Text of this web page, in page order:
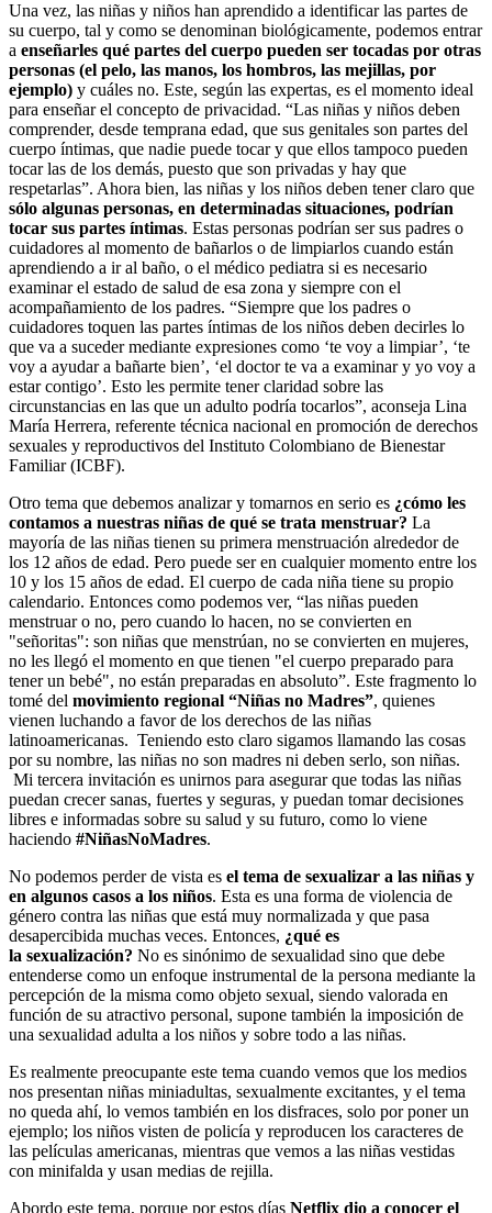
Una vez, las niñas y niños han aprendido a identificar las partes de
su cuerpo, tal y como se denominan biológicamente, podemos entrar
a enseñarles qué partes del cuerpo pueden ser tocadas por otras
personas (el pelo, las manos, los hombros, las mejillas, por
ejemplo) y cuáles no. Este, según las expertas, es el momento ideal
para enseñar el concepto de privacidad. “Las niñas y niños deben
comprender, desde temprana edad, que sus genitales son partes del
cuerpo íntimas, que nadie puede tocar y que ellos tampoco pueden
tocar las de los demás, puesto que son privadas y hay que
respetarlas”. Ahora bien, las niñas y los niños deben tener claro que
sólo algunas personas, en determinadas situaciones, podrían
tocar sus partes íntimas. Estas personas podrían ser sus padres o
cuidadores al momento de bañarlos o de limpiarlos cuando están
aprendiendo a ir al baño, o el médico pediatra si es necesario
examinar el estado de salud de esa zona y siempre con el
acompañamiento de los padres. “Siempre que los padres o
cuidadores toquen las partes íntimas de los niños deben decirles lo
que va a suceder mediante expresiones como ‘te voy a limpiar’, ‘te
voy a ayudar a bañarte bien’, ‘el doctor te va a examinar y yo voy a
estar contigo’. Esto les permite tener claridad sobre las
circunstancias en las que un adulto podría tocarlos”, aconseja Lina
María Herrera, referente técnica nacional en promoción de derechos
sexuales y reproductivos del Instituto Colombiano de Bienestar
Familiar (ICBF).
Otro tema que debemos analizar y tomarnos en serio es ¿cómo les
contamos a nuestras niñas de qué se trata menstruar? La
mayoría de las niñas tienen su primera menstruación alrededor de
los 12 años de edad. Pero puede ser en cualquier momento entre los
10 y los 15 años de edad. El cuerpo de cada niña tiene su propio
calendario. Entonces como podemos ver, “las niñas pueden
menstruar o no, pero cuando lo hacen, no se convierten en
"señoritas": son niñas que menstrúan, no se convierten en mujeres,
no les llegó el momento en que tienen "el cuerpo preparado para
tener un bebé", no están preparadas en absoluto”. Este fragmento lo
tomé del movimiento regional “Niñas no Madres”, quienes
vienen luchando a favor de los derechos de las niñas
latinoamericanas. Teniendo esto claro sigamos llamando las cosas
por su nombre, las niñas no son madres ni deben serlo, son niñas.
Mi tercera invitación es unirnos para asegurar que todas las niñas
puedan crecer sanas, fuertes y seguras, y puedan tomar decisiones
libres e informadas sobre su salud y su futuro, como lo viene
haciendo #NiñasNoMadres.
No podemos perder de vista es el tema de sexualizar a las niñas y
en algunos casos a los niños. Esta es una forma de violencia de
género contra las niñas que está muy normalizada y que pasa
desapercibida muchas veces. Entonces, ¿qué es
la sexualización? No es sinónimo de sexualidad sino que debe
entenderse como un enfoque instrumental de la persona mediante la
percepción de la misma como objeto sexual, siendo valorada en
función de su atractivo personal, supone también la imposición de
una sexualidad adulta a los niños y sobre todo a las niñas.
Es realmente preocupante este tema cuando vemos que los medios
nos presentan niñas miniadultas, sexualmente excitantes, y el tema
no queda ahí, lo vemos también en los disfraces, solo por poner un
ejemplo; los niños visten de policía y reproducen los caracteres de
las películas americanas, mientras que vemos a las niñas vestidas
con minifalda y usan medias de rejilla.
Abordo este tema, porque por estos días Netflix dio a conocer el